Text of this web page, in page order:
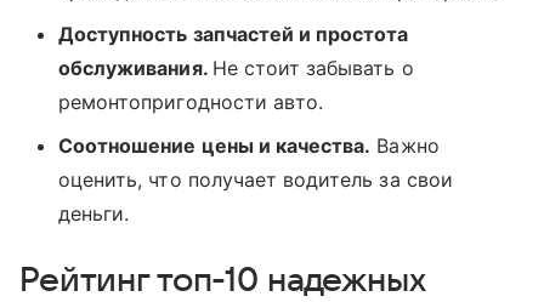
Доступность запчастей и простота
обслуживания. Не стоит забывать о
ремонтопригодности авто.
Соотношение цены и качества. Важно
оценить, что получает водитель за свои
деньги.
Рейтинг топ-10 надежных